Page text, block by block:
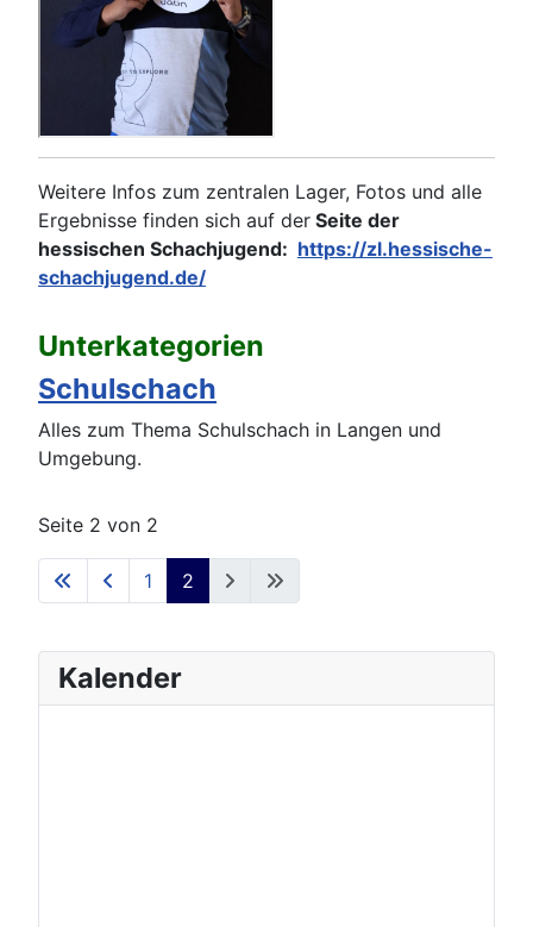
Weitere Infos zum zentralen Lager, Fotos und alle
Ergebnisse finden sich auf der Seite der
hessischen Schachjugend: https://zl.hessische-
schachjugend.de/
Unterkategorien
Schulschach
Alles zum Thema Schulschach in Langen und
Umgebung.
Seite 2 von 2
1 2
Kalender